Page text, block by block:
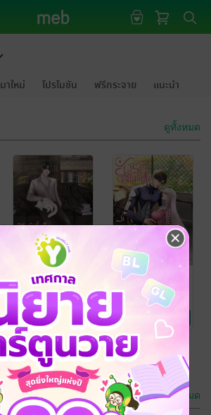
มาใหม่ โปรโมชัน ฟรีกระจาย แนะนำ
ดูทั้งหมด
สัตว์เลี้ยงขอ
งอัลฟ่า
มังกรเล่นน้ำ
นิยายวาย Boy
Love / Yaoi
No Rating
ยั่วรัก นักบิด
มังกรเล่นน้ำ
นิยายโรมานซ์
1 Rating
ดูทั้งหมด